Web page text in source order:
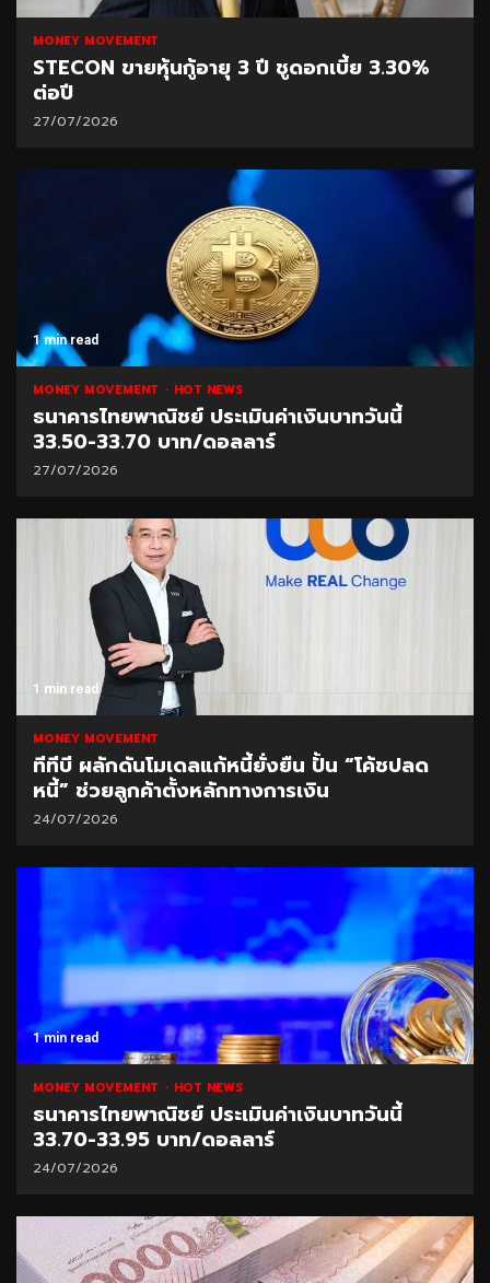
MONEY MOVEMENT
STECON ขายหุ้นกู้อายุ 3 ปี ชูดอกเบี้ย 3.30%
ต่อปี
27/07/2026
1 min read
MONEY MOVEMENT HOT NEWS
ธนาคารไทยพาณิชย์ ประเมินค่าเงินบาทวันนี้
33.50-33.70 บาท/ดอลลาร์
27/07/2026
1 min read
MONEY MOVEMENT
ทีทีบี ผลักดันโมเดลแก้หนี้ยั่งยืน ปั้น “โค้ชปลด
หนี้” ช่วยลูกค้าตั้งหลักทางการเงิน
24/07/2026
1 min read
MONEY MOVEMENT HOT NEWS
ธนาคารไทยพาณิชย์ ประเมินค่าเงินบาทวันนี้
33.70-33.95 บาท/ดอลลาร์
24/07/2026